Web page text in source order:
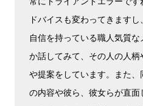
ドバイスも変わってきます
自信を持っている職人気質
か話してみて、その人の人
や提案をしています。また
の内容や彼ら、彼女らが直